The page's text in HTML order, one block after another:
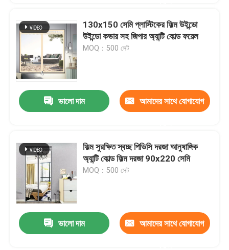
130x150 সেমি প্লাস্টিকের ফিল্ম উইন্ডো
উইন্ডো কভার সহ জিপার অ্যান্টি কোল্ড ফয়েল
MOQ：500 সেট
ভালো দাম আমাদের সাথে যোগাযোগ
ফিল্ম সুরক্ষিত স্বচ্ছ পিভিসি দরজা আনুষাঙ্গিক
অ্যান্টি কোল্ড ফিল্ম দরজা 90x220 সেমি
MOQ：500 সেট
ভালো দাম আমাদের সাথে যোগাযোগ